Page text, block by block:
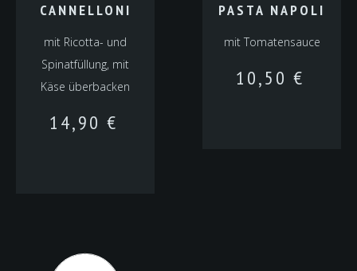
CANNELLONI
mit Ricotta- und
Spinatfüllung, mit
Käse überbacken
14,90 €
PASTA NAPOLI
mit Tomatensauce
10,50 €